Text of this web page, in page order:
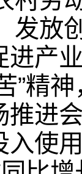
发放
进产
”精
推进
入使